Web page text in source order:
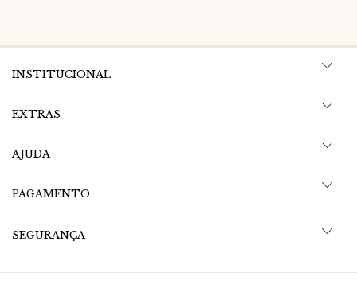
INSTITUCIONAL
EXTRAS
AJUDA
PAGAMENTO
SEGURANÇA